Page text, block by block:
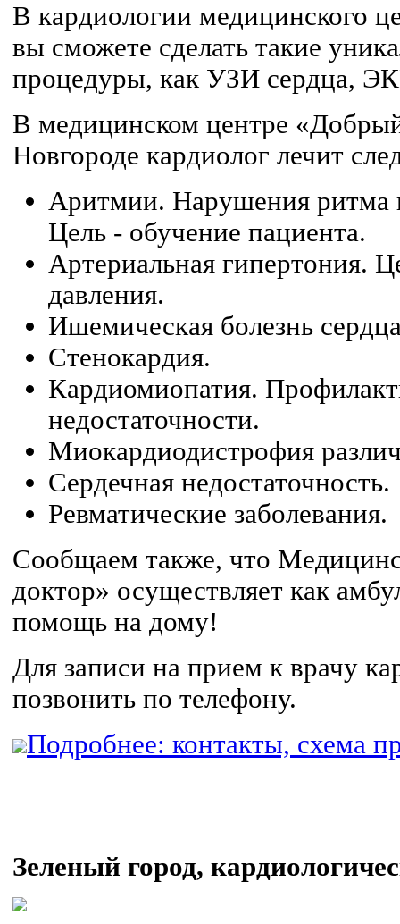
В кардиологии медицинского
вы сможете сделать такие
процедуры, как УЗИ сердца,
В медицинском центре
Новгороде кардиолог лечит
Аритмии. Нарушения ритма
Цель - обучение пациента.
Артериальная гипертония.
давления.
Ишемическая болезнь
Стенокардия.
Кардиомиопатия.
недостаточности.
Миокардиодистрофия
Сердечная недостаточность.
Ревматические заболевания.
Сообщаем также, что
доктор» осуществляет как
помощь на дому!
Для записи на прием к врачу
позвонить по телефону.
Подробнее: контакты, схема
Зеленый город,